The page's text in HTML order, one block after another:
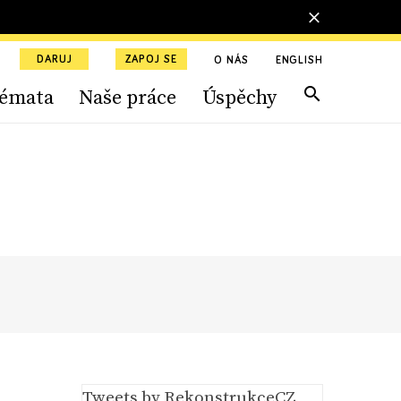
DARUJ ZAPOJ SE O NÁS ENGLISH
Naše práce Úspěchy